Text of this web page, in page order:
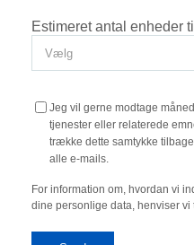
Estimeret antal enheder
Jeg vil gerne modtage
tjenester eller relaterede
trække dette samtykke
alle e-mails.
For information om, hvordan vi
dine personlige data, henviser vi